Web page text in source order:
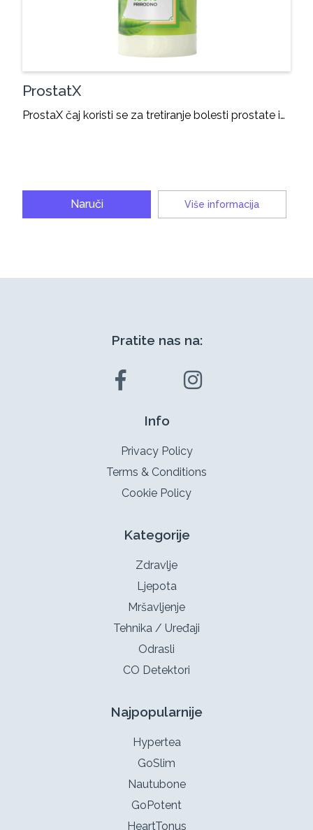
ProstatX
ProstaX čaj koristi se za tretiranje bolesti prostate i…
Naruči Više informacija
Pratite nas na:
Info
Privacy Policy
Terms & Conditions
Cookie Policy
Kategorije
Zdravlje
Ljepota
Mršavljenje
Tehnika / Uređaji
Odrasli
CO Detektori
Najpopularnije
Hypertea
GoSlim
Nautubone
GoPotent
HeartTonus